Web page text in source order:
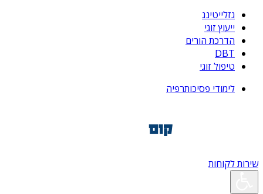
גזלייטינג
ייעוץ זוגי
הדרכת הורים
DBT
טיפול זוגי
לימודי פסיכותרפיה
שירות לקוחות